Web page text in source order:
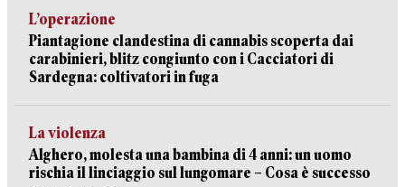
L’operazione
Piantagione clandestina di cannabis scoperta dai
carabinieri, blitz congiunto con i Cacciatori di
Sardegna: coltivatori in fuga
La violenza
Alghero, molesta una bambina di 4 anni: un uomo
rischia il linciaggio sul lungomare – Cosa è successo